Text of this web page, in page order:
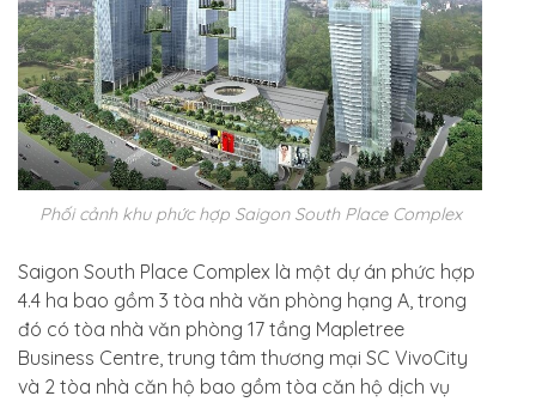
Phối cảnh khu phức hợp Saigon South Place Complex
Saigon South Place Complex là một dự án phức hợp
4.4 ha bao gồm 3 tòa nhà văn phòng hạng A, trong
đó có tòa nhà văn phòng 17 tầng Mapletree
Business Centre, trung tâm thương mại SC VivoCity
và 2 tòa nhà căn hộ bao gồm tòa căn hộ dịch vụ